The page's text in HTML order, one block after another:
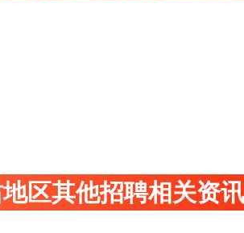
区其他招聘相关资